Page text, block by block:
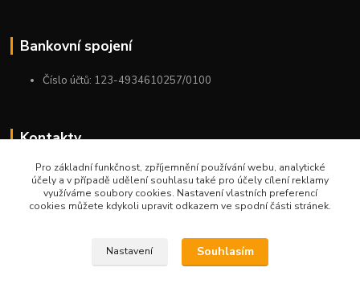
Bankovní spojení
Číslo účtů: 123-4934610257/0100
Kontakty
+420 775 954 963
9:00-12:00-13:00-16:00
Pro základní funkčnost, zpříjemnění používání webu, analytické
účely a v případě udělení souhlasu také pro účely cílení reklamy
využíváme soubory cookies. Nastavení vlastních preferencí
cookies můžete kdykoli upravit odkazem ve spodní části stránek.
Nastavení Souhlasím